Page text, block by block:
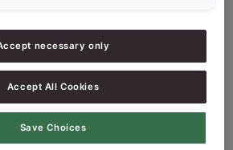
bijna elke dag gaat wandelen
koffie komt drinken. De
vaker in het weekend.
met hun kinderen brood
De diversiteit is erg leuk,
leert kennen en een relatie
necessary only
Accept All Cookies
Save Choices